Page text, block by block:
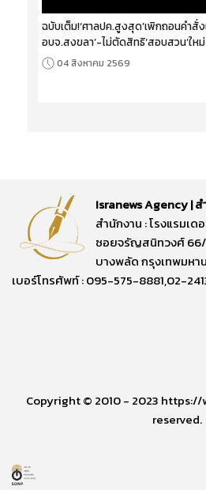
ฉบับเต็ม!‘ศาลปค.สูงสุด’เพิกถอนคำสั่
อบจ.สงขลา’-ไม่ตัดสิทธิ‘สอบสวน’ใหม่
04 สิงหาคม 2569
Isranews Agency |
สำนักงาน : โรงแรมเด
ซอยจรัญสนิทวงศ์ 66/
บางพลัด กรุงเทพมหา
เบอร์โทรศัพท์ : 095-575-8881,02-
Copyright © 2010 - 2023 https://
reserved.